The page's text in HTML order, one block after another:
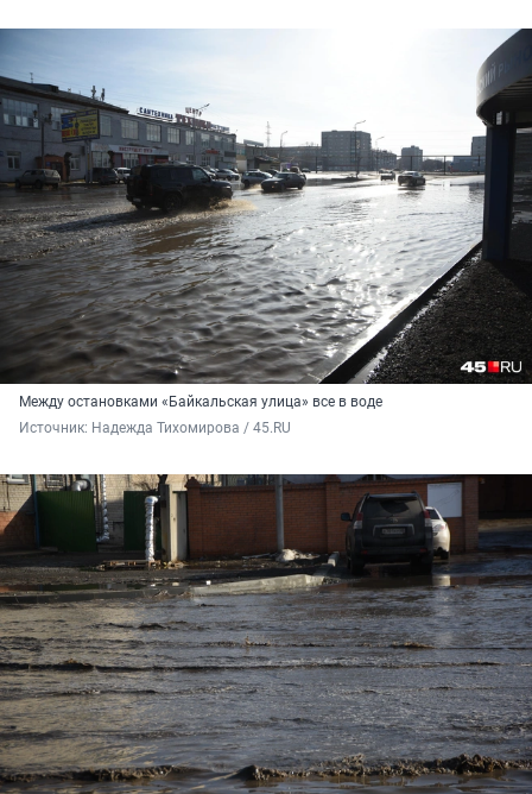
Между остановками «Байкальская улица» все в воде
Источник: Надежда Тихомирова / 45.RU